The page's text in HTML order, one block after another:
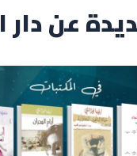
عن دار